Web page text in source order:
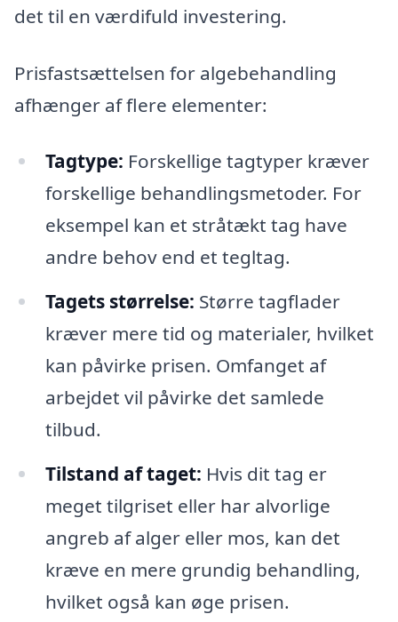
det til en værdifuld investering.
Prisfastsættelsen for algebehandling
afhænger af flere elementer:
Tagtype: Forskellige tagtyper kræver
forskellige behandlingsmetoder. For
eksempel kan et stråtækt tag have
andre behov end et tegltag.
Tagets størrelse: Større tagflader
kræver mere tid og materialer, hvilket
kan påvirke prisen. Omfanget af
arbejdet vil påvirke det samlede
tilbud.
Tilstand af taget: Hvis dit tag er
meget tilgriset eller har alvorlige
angreb af alger eller mos, kan det
kræve en mere grundig behandling,
hvilket også kan øge prisen.